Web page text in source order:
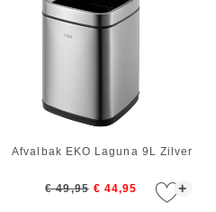
+
Afvalbak EKO Laguna 9L Zilver
€ 49,95 € 44,95